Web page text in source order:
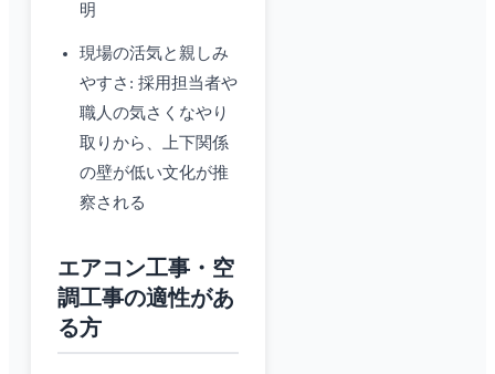
明
現場の活気と親しみ
やすさ: 採用担当者や
職人の気さくなやり
取りから、上下関係
の壁が低い文化が推
察される
エアコン工事・空
調工事の適性があ
る方